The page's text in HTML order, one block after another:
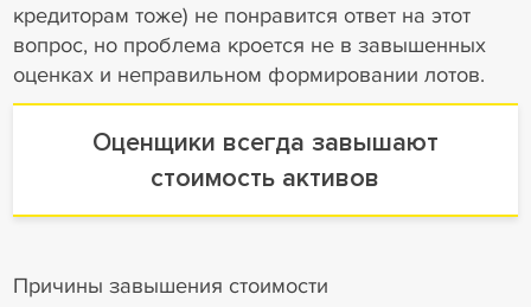
кредиторам тоже) не понравится ответ на этот
вопрос, но проблема кроется не в завышенных
оценках и неправильном формировании лотов.
Оценщики всегда завышают
стоимость активов
Причины завышения стоимости